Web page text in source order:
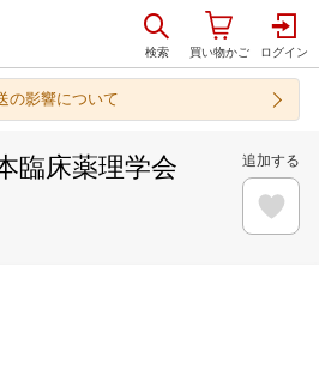
の影響について
臨床薬理学会 追加する